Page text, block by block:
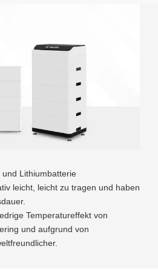
Lithiumbatterie
leicht, leicht zu tragen und haben
Temperatureffekt von
und aufgrund von